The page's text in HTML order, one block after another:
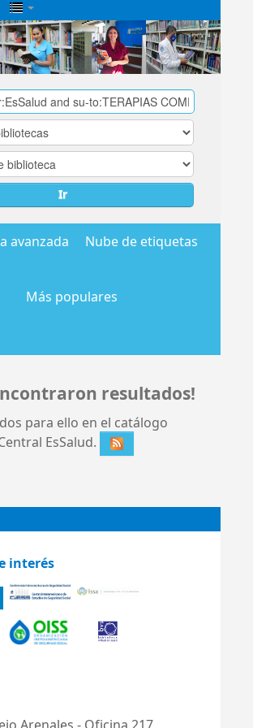
Ir
avanzada Nube de etiquetas
Más populares
resultados!
para ello en el catálogo
EsSalud.
interés